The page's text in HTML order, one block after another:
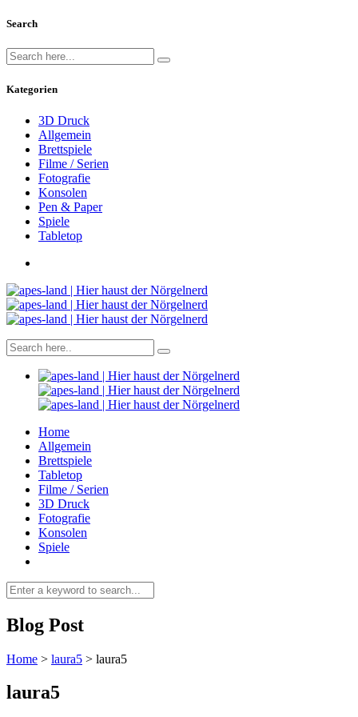
Search
Kategorien
3D Druck
Allgemein
Brettspiele
Filme / Serien
Fotografie
Konsolen
Pen & Paper
Spiele
Tabletop
Home
Allgemein
Brettspiele
Tabletop
Filme / Serien
3D Druck
Fotografie
Konsolen
Spiele
Blog Post
Home > laura5 > laura5
laura5